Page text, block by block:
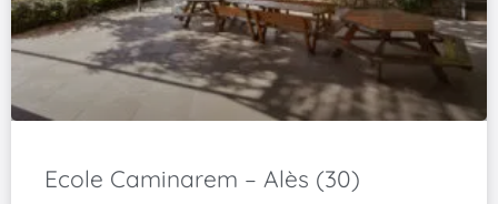
Ecole Caminarem – Alès (30)